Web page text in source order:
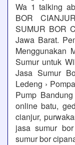
Wa 1 talking
BOR
SUMUR BOR
Jawa Barat.
Menggunakan
Sumur untuk
Jasa Sumur
Ledeng ›
Pump
online batu,
cianjur,
jasa sumur
sumur bor